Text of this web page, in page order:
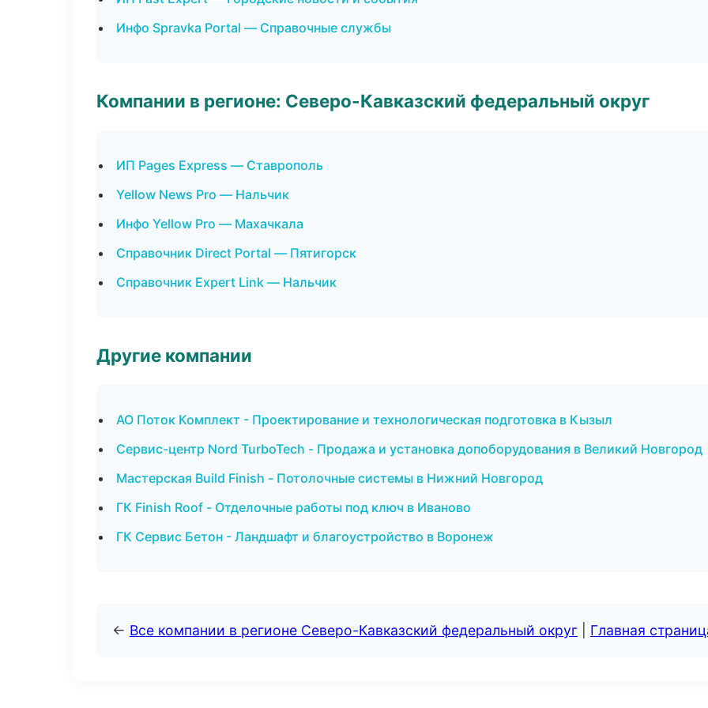
Инфо Spravka Portal — Справочные службы
Компании в регионе: Северо-Кавказский федеральный округ
ИП Pages Express — Ставрополь
Yellow News Pro — Нальчик
Инфо Yellow Pro — Махачкала
Справочник Direct Portal — Пятигорск
Справочник Expert Link — Нальчик
Другие компании
АО Поток Комплект - Проектирование и технологическая подготовка в Кызыл
Сервис-центр Nord TurboTech - Продажа и установка допоборудования в Великий Новгород
Мастерская Build Finish - Потолочные системы в Нижний Новгород
ГК Finish Roof - Отделочные работы под ключ в Иваново
ГК Сервис Бетон - Ландшафт и благоустройство в Воронеж
← Все компании в регионе Северо-Кавказский федеральный округ Главная